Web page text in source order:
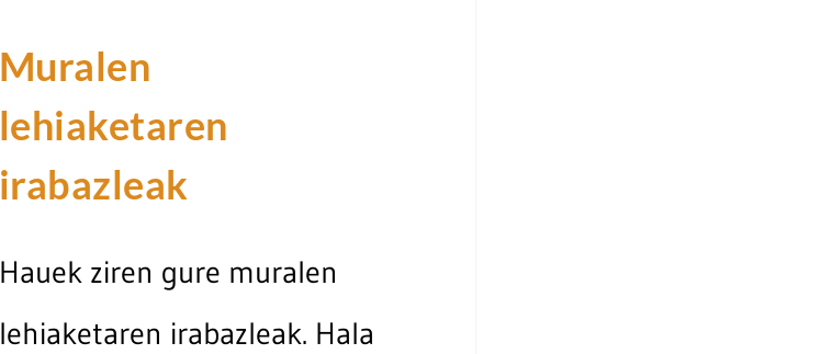
Muralen
lehiaketaren
irabazleak
Hauek ziren gure muralen
lehiaketaren irabazleak. Hala